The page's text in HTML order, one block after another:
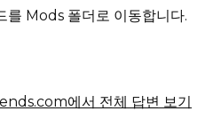
를 Mods 폴더로 이동합니다.
에서 전체 답변 보기